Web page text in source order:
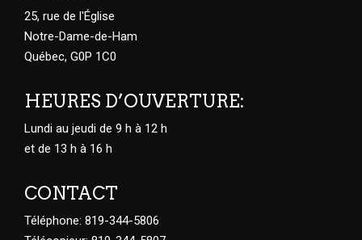
25, rue de l'Église
Notre-Dame-de-Ham
Québec, G0P 1C0
HEURES D’OUVERTURE:
Lundi au jeudi de 9 h à 12 h
et de 13 h à 16 h
CONTACT
Téléphone: 819-344-5806